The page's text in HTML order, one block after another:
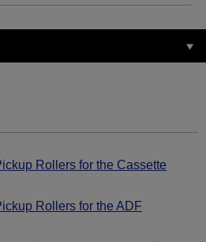
Rollers for the Cassette
Rollers for the ADF